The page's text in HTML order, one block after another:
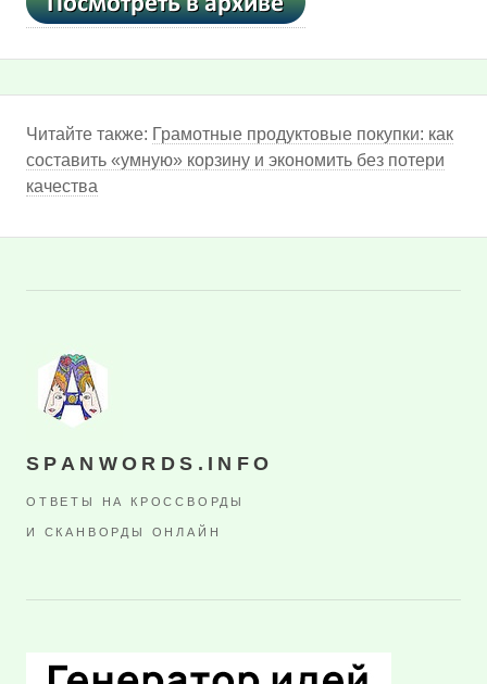
Читайте также: Грамотные продуктовые покупки: как
составить «умную» корзину и экономить без потери
качества
SPANWORDS.INFO
ОТВЕТЫ НА КРОССВОРДЫ
И СКАНВОРДЫ ОНЛАЙН